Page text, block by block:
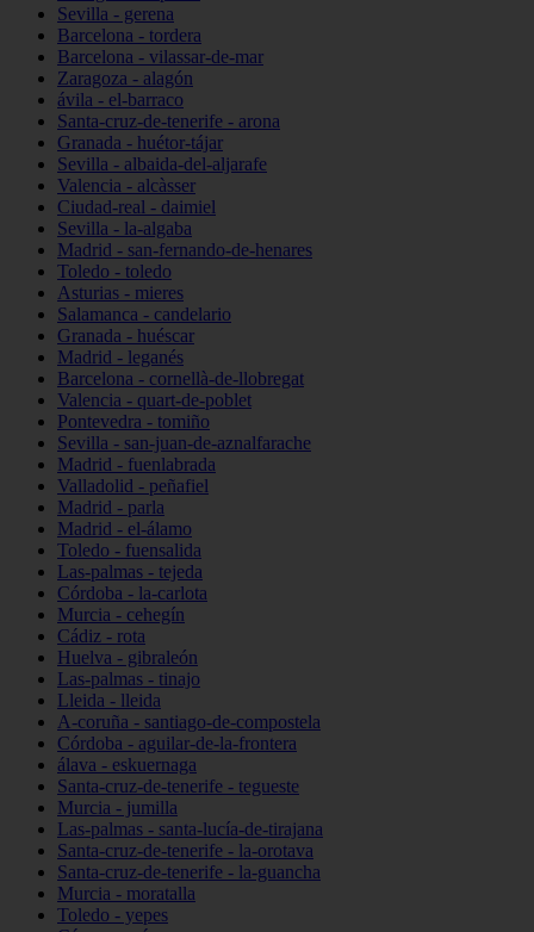
Sevilla - gerena
Barcelona - tordera
Barcelona - vilassar-de-mar
Zaragoza - alagón
ávila - el-barraco
Santa-cruz-de-tenerife - arona
Granada - huétor-tájar
Sevilla - albaida-del-aljarafe
Valencia - alcàsser
Ciudad-real - daimiel
Sevilla - la-algaba
Madrid - san-fernando-de-henares
Toledo - toledo
Asturias - mieres
Salamanca - candelario
Granada - huéscar
Madrid - leganés
Barcelona - cornellà-de-llobregat
Valencia - quart-de-poblet
Pontevedra - tomiño
Sevilla - san-juan-de-aznalfarache
Madrid - fuenlabrada
Valladolid - peñafiel
Madrid - parla
Madrid - el-álamo
Toledo - fuensalida
Las-palmas - tejeda
Córdoba - la-carlota
Murcia - cehegín
Cádiz - rota
Huelva - gibraleón
Las-palmas - tinajo
Lleida - lleida
A-coruña - santiago-de-compostela
Córdoba - aguilar-de-la-frontera
álava - eskuernaga
Santa-cruz-de-tenerife - tegueste
Murcia - jumilla
Las-palmas - santa-lucía-de-tirajana
Santa-cruz-de-tenerife - la-orotava
Santa-cruz-de-tenerife - la-guancha
Murcia - moratalla
Toledo - yepes